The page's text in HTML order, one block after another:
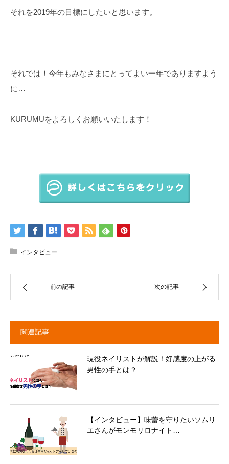
それを2019年の目標にしたいと思います。
それでは！今年もみなさまにとってよい一年でありますよう
に…
KURUMUをよろしくお願いいたします！
インタビュー
前の記事 次の記事
関連記事
現役ネイリストが解説！好感度の上がる
男性の手とは？
【インタビュー】味蕾を守りたいソムリ
エさんがモンモリロナイト…